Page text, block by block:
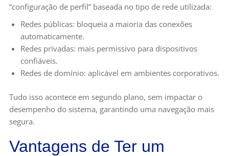
“configuração de perfil” baseada no tipo de rede utilizada:
Redes públicas: bloqueia a maioria das conexões
automaticamente.
Redes privadas: mais permissivo para dispositivos
confiáveis.
Redes de domínio: aplicável em ambientes corporativos.
Tudo isso acontece em segundo plano, sem impactar o
desempenho do sistema, garantindo uma navegação mais
segura.
Vantagens de Ter um